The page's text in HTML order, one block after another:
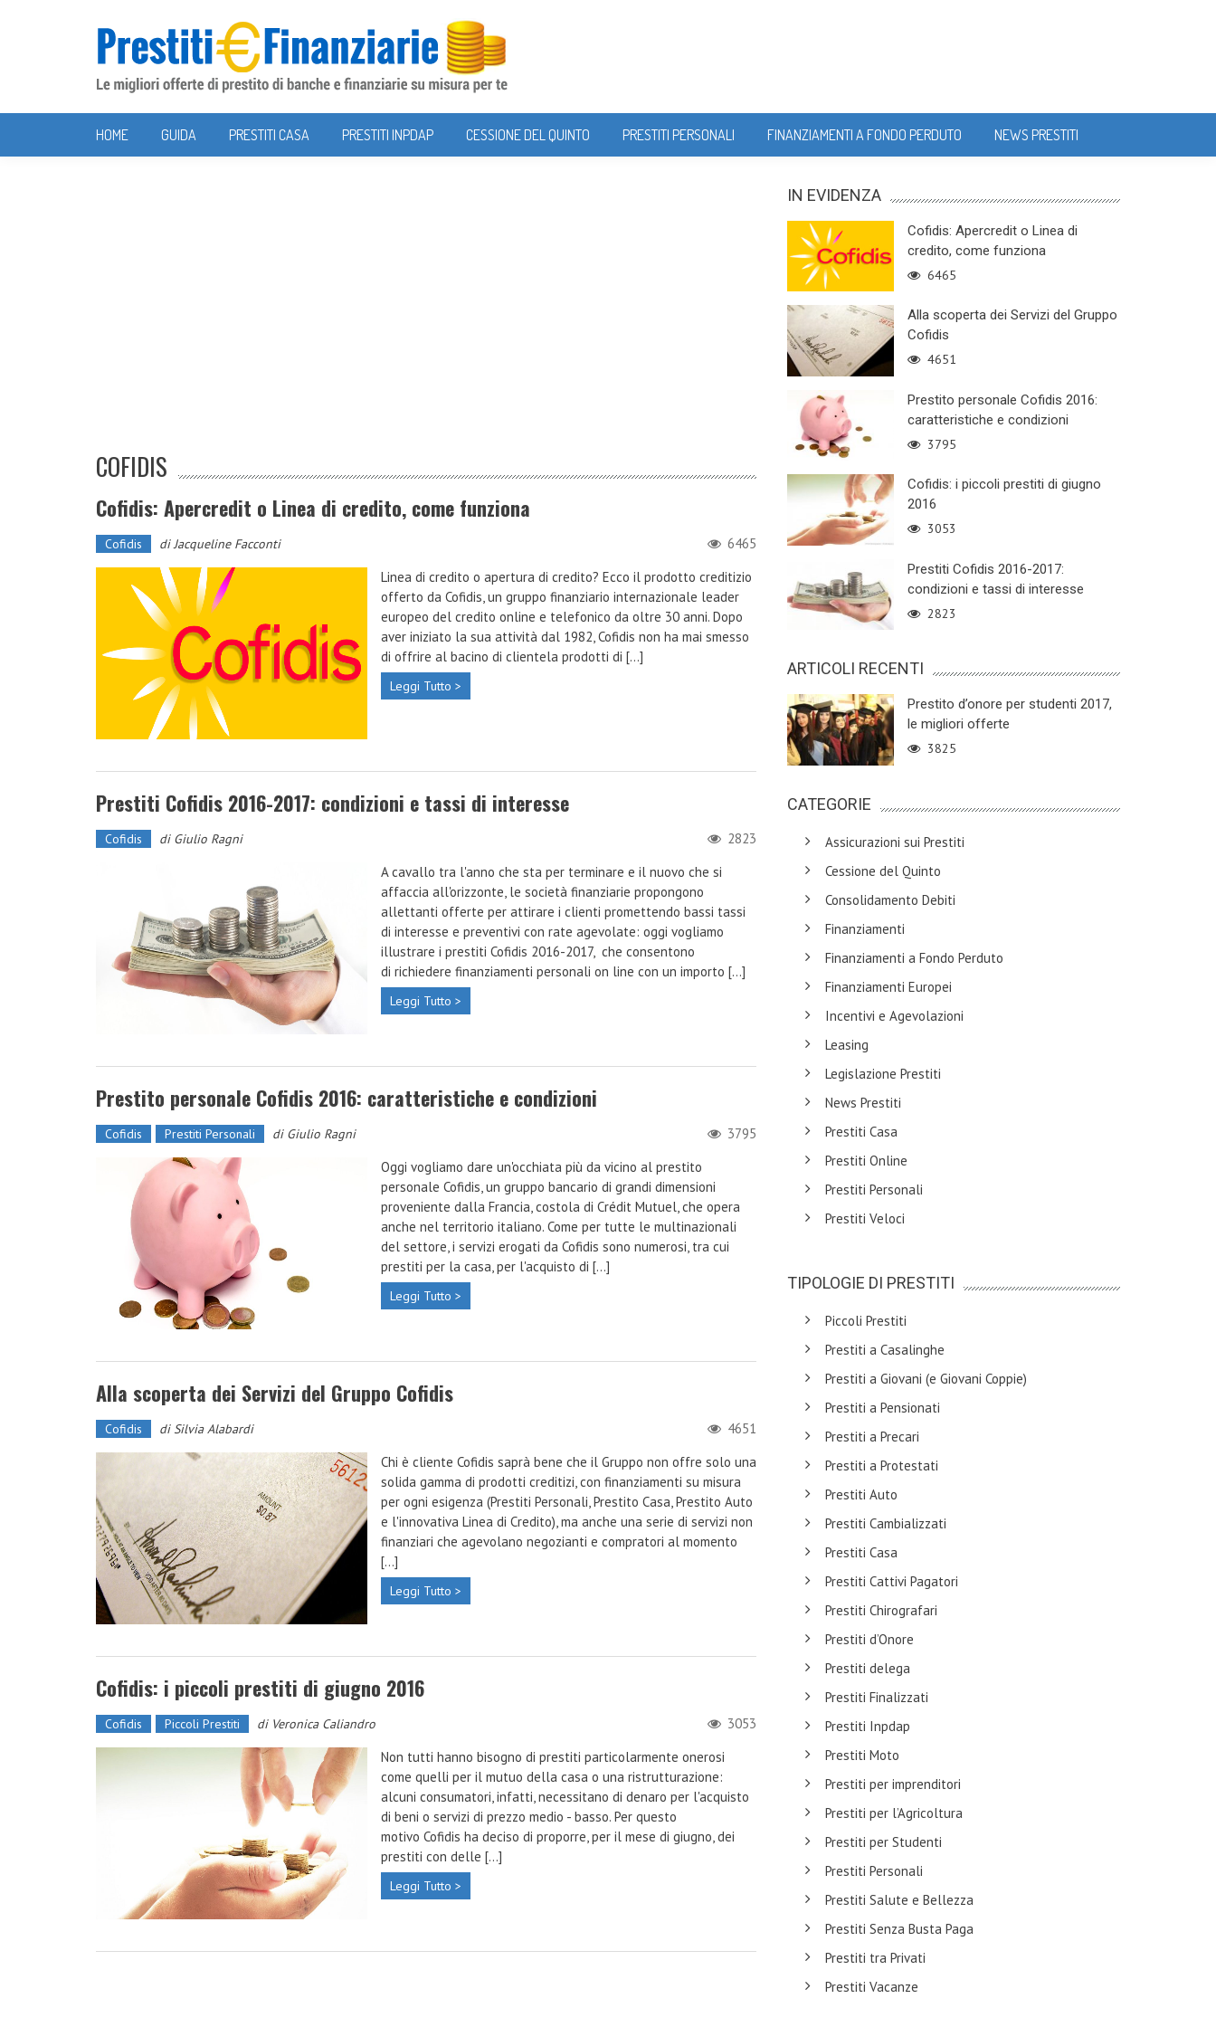
HOME GUIDA PRESTITI CASA PRESTITI INPDAP CESSIONE DEL QUINTO PRESTITI PERSONALI FINANZIAMENTI A FONDO PERDUTO NEWS PRESTITI
COFIDIS
Cofidis: Apercredit o Linea di credito, come funziona
Cofidis diJacqueline Facconti
6465
Linea di credito o apertura di credito? Ecco il prodotto creditizio
offerto da Cofidis, un gruppo finanziario internazionale leader
europeo del credito online e telefonico da oltre 30 anni. Dopo
aver iniziato la sua attività dal 1982, Cofidis non ha mai smesso
di offrire al bacino di clientela prodotti di [...]
Leggi Tutto >
Prestiti Cofidis 2016-2017: condizioni e tassi di interesse
Cofidis di Giulio Ragni
2823
A cavallo tra l'anno che sta per terminare e il nuovo che si
affaccia all'orizzonte, le società finanziarie propongono
allettanti offerte per attirare i clienti promettendo bassi tassi
di interesse e preventivi con rate agevolate: oggi vogliamo
illustrare i prestiti Cofidis 2016-2017, che consentono
di richiedere finanziamenti personali on line con un importo [...]
Leggi Tutto >
Prestito personale Cofidis 2016: caratteristiche e condizioni
Cofidis Prestiti Personali di Giulio Ragni
3795
Oggi vogliamo dare un'occhiata più da vicino al prestito
personale Cofidis, un gruppo bancario di grandi dimensioni
proveniente dalla Francia, costola di Crédit Mutuel, che opera
anche nel territorio italiano. Come per tutte le multinazionali
del settore, i servizi erogati da Cofidis sono numerosi, tra cui
prestiti per la casa, per l'acquisto di [...]
Leggi Tutto >
Alla scoperta dei Servizi del Gruppo Cofidis
Cofidis di Silvia Alabardi
4651
Chi è cliente Cofidis saprà bene che il Gruppo non offre solo una
solida gamma di prodotti creditizi, con finanziamenti su misura
per ogni esigenza (Prestiti Personali, Prestito Casa, Prestito Auto
e l'innovativa Linea di Credito), ma anche una serie di servizi non
finanziari che agevolano negozianti e compratori al momento
[...]
Leggi Tutto >
Cofidis: i piccoli prestiti di giugno 2016
Cofidis Piccoli Prestiti di Veronica Caliandro
3053
Non tutti hanno bisogno di prestiti particolarmente onerosi
come quelli per il mutuo della casa o una ristrutturazione:
alcuni consumatori, infatti, necessitano di denaro per l'acquisto
di beni o servizi di prezzo medio - basso. Per questo
motivo Cofidis ha deciso di proporre, per il mese di giugno, dei
prestiti con delle [...]
Leggi Tutto >
IN EVIDENZA
Cofidis: Apercredit o Linea di
credito, come funziona
6465
Alla scoperta dei Servizi del Gruppo
Cofidis
4651
Prestito personale Cofidis 2016:
caratteristiche e condizioni
3795
Cofidis: i piccoli prestiti di giugno
2016
3053
Prestiti Cofidis 2016-2017:
condizioni e tassi di interesse
2823
ARTICOLI RECENTI
Prestito d’onore per studenti 2017,
le migliori offerte
3825
CATEGORIE
Assicurazioni sui Prestiti
Cessione del Quinto
Consolidamento Debiti
Finanziamenti
Finanziamenti a Fondo Perduto
Finanziamenti Europei
Incentivi e Agevolazioni
Leasing
Legislazione Prestiti
News Prestiti
Prestiti Casa
Prestiti Online
Prestiti Personali
Prestiti Veloci
TIPOLOGIE DI PRESTITI
Piccoli Prestiti
Prestiti a Casalinghe
Prestiti a Giovani (e Giovani Coppie)
Prestiti a Pensionati
Prestiti a Precari
Prestiti a Protestati
Prestiti Auto
Prestiti Cambializzati
Prestiti Casa
Prestiti Cattivi Pagatori
Prestiti Chirografari
Prestiti d’Onore
Prestiti delega
Prestiti Finalizzati
Prestiti Inpdap
Prestiti Moto
Prestiti per imprenditori
Prestiti per l’Agricoltura
Prestiti per Studenti
Prestiti Personali
Prestiti Salute e Bellezza
Prestiti Senza Busta Paga
Prestiti tra Privati
Prestiti Vacanze